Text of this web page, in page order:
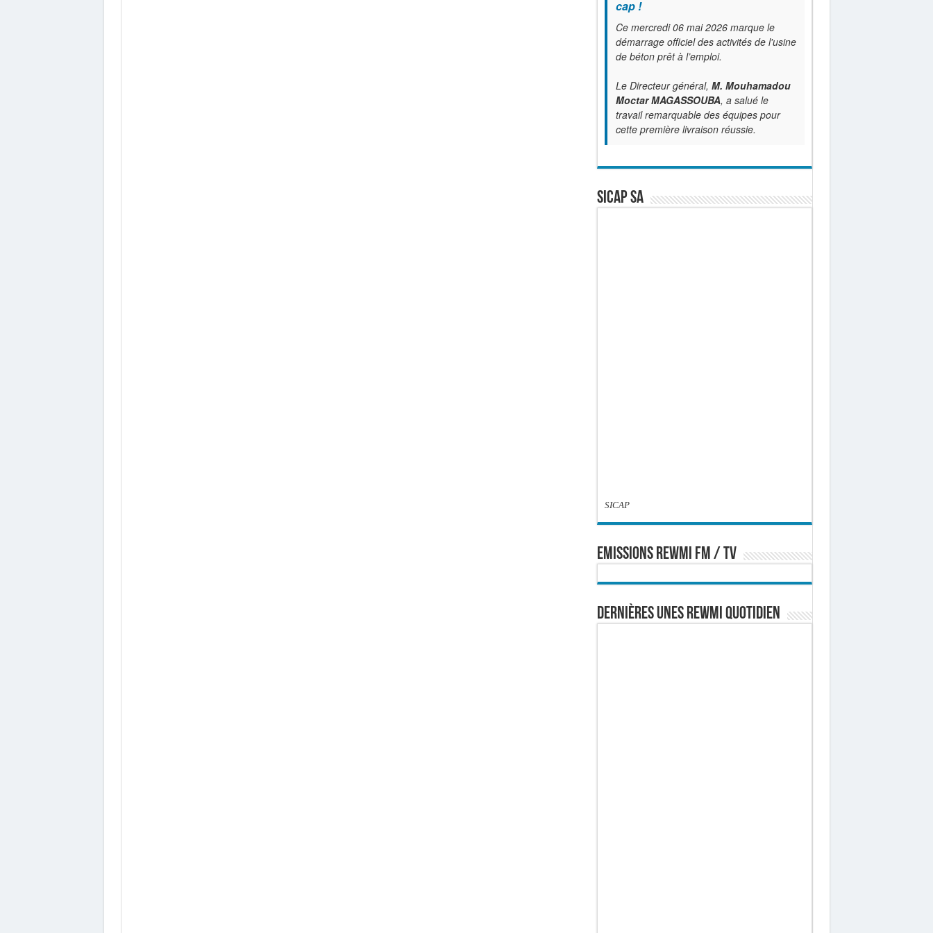
cap !
Ce mercredi 06 mai 2026 marque le
démarrage officiel des activités de l'usine
de béton prêt à l’emploi.
Le Directeur général, M. Mouhamadou
Moctar MAGASSOUBA, a salué le
travail remarquable des équipes pour
cette première livraison réussie.
SICAP SA
SICAP
EMISSIONS REWMI FM / TV
Dernières Unes Rewmi Quotidien